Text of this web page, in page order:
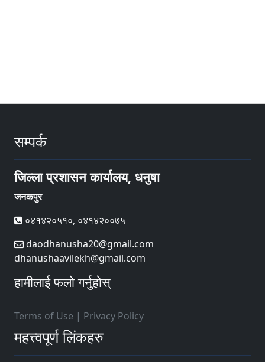
सम्पर्क
जिल्ला प्रशासन कार्यालय, धनुषा
जनकपुर
०४१४२०५१०, ०४१४२००७५
daodhanusha20@gmail.com
dhanushaavilekh@gmail.com
हामीलाई फलो गर्नुहोस्
Terms of Use | Privacy Policy
महत्त्वपूर्ण लिंकहरु